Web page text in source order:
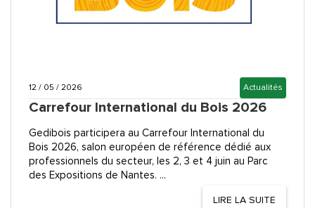
12 / 05 / 2026 Actualités
Carrefour International du Bois 2026
Gedibois participera au Carrefour International du
Bois 2026, salon européen de référence dédié aux
professionnels du secteur, les 2, 3 et 4 juin au Parc
des Expositions de Nantes. ...
LIRE LA SUITE